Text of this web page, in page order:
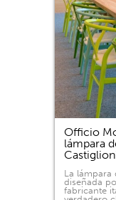
Officio
lámpara
La lámpara
diseñada
fabricante